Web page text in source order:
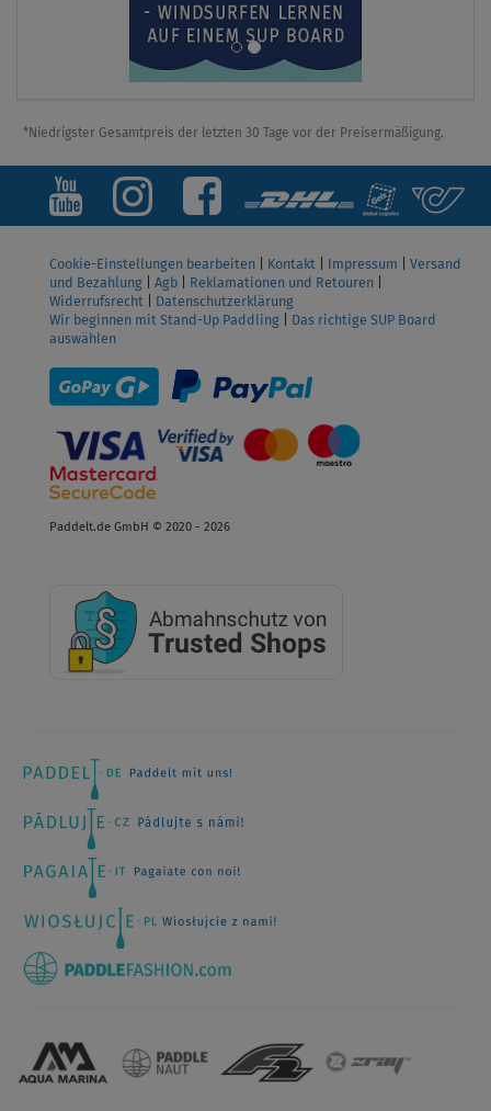
*Niedrigster Gesamtpreis der letzten 30 Tage vor der Preisermäßigung.
Cookie-Einstellungen bearbeiten Kontakt Impressum
Versand
und Bezahlung
Agb Reklamationen und Retouren
Widerrufsrecht
Datenschutzerklärung
Wir beginnen mit Stand-Up Paddling
Das richtige SUP Board
auswählen
Paddelt.de GmbH © 2020 - 2026